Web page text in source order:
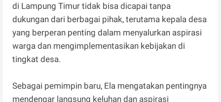
di Lampung Timur tidak bisa dicapai tanpa
dukungan dari berbagai pihak, terutama kepala desa
yang berperan penting dalam menyalurkan aspirasi
warga dan mengimplementasikan kebijakan di
tingkat desa.
Sebagai pemimpin baru, Ela mengatakan pentingnya
mendengar langsung keluhan dan aspirasi